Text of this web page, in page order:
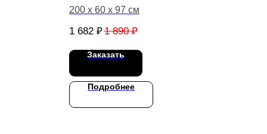
200 х 60 х 97 см
1 682 ₽1 890 ₽
Заказать
Подробнее